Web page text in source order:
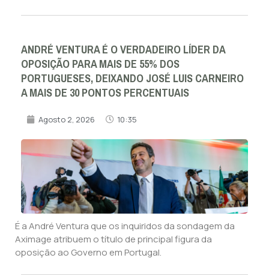
ANDRÉ VENTURA É O VERDADEIRO LÍDER DA
OPOSIÇÃO PARA MAIS DE 55% DOS
PORTUGUESES, DEIXANDO JOSÉ LUIS CARNEIRO
A MAIS DE 30 PONTOS PERCENTUAIS
Agosto 2, 2026 10:35
É a André Ventura que os inquiridos da sondagem da
Aximage atribuem o título de principal figura da
oposição ao Governo em Portugal.